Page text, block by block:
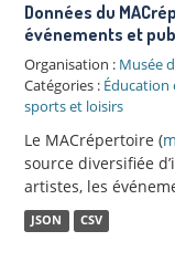
Données du
événements et
Organisation : Musée
Catégories : Éducation
sports et loisirs
Le MACrépertoire (
source diversifiée
artistes, les
JSON CSV